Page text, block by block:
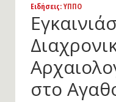
Ειδήσεις: ΥΠΠΟ
στο